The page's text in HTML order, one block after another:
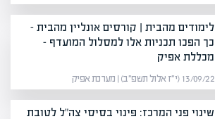
לימודים מהבית | קורסים אונליין מהבית –
כך הפכו תכניות אלו למסלול המועדף –
מכללת אפיק
13/09/22 (י״ז אלול תשפ״ב) | מערכת אפיק
שינוי פני המרכז: פינוי בסיסי צה"ל לטובת